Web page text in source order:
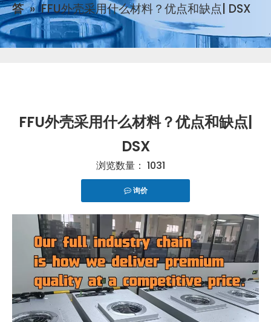
答 »FFU外壳采用什么材料？优点和缺点| DSX
FFU外壳采用什么材料？优点和缺点|
DSX
浏览数量： 1031
询价